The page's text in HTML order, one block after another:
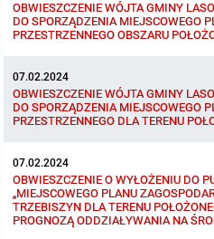
Plan ogólny gminy
Formularze dotyczące aktów
Zbiory danych przestrzennych
OBWIESZCZENIE WÓJTA GMINY
DO SPORZĄDZENIA MIEJSCOWEGO
PRZESTRZENNEGO OBSZARU
07.02.2024
OBWIESZCZENIE WÓJTA GMINY
DO SPORZĄDZENIA MIEJSCOWEGO
PRZESTRZENNEGO DLA TERENU
07.02.2024
OBWIESZCZENIE O WYŁOŻENIU DO
„MIEJSCOWEGO PLANU
TRZEBISZYN DLA TERENU
PROGNOZĄ ODDZIAŁYWANIA NA